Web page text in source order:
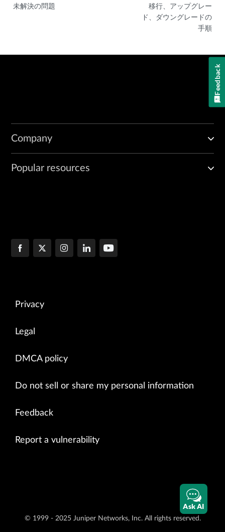
未解決の問題
移行、アップグレー
ド、ダウングレードの
手順
Company
Popular resources
Privacy
Legal
DMCA policy
Do not sell or share my personal information
Feedback
Report a vulnerability
© 1999 - 2025 Juniper Networks, Inc. All rights reserved.
Ask AI
Feedback